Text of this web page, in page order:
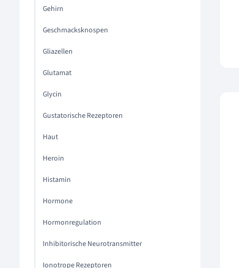
Gehirn
Geschmacksknospen
Gliazellen
Glutamat
Glycin
Gustatorische Rezeptoren
Haut
Heroin
Histamin
Hormone
Hormonregulation
Inhibitorische Neurotransmitter
Ionotrope Rezeptoren